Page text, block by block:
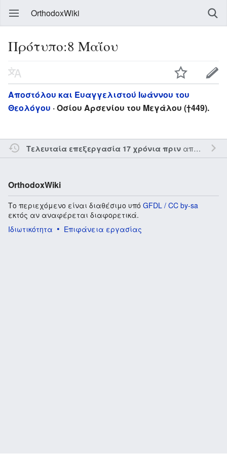
OrthodoxWiki
Πρότυπο:8 Μαΐου
Αποστόλου και Ευαγγελιστού Ιωάννου του
Θεολόγου · Οσίου Αρσενίου του Μεγάλου (†449).
Τελευταία επεξεργασία 17 χρόνια πριναπό τον την
OrthodoxWiki
Το περιεχόμενο είναι διαθέσιμο υπό GFDL / CC by-sa
εκτός αν αναφέρεται διαφορετικά.
Ιδιωτικότητα
Επιφάνεια εργασίας